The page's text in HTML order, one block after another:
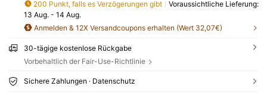
200 Punkt, falls es Verzögerungen gibt
Voraussichtliche Lieferung:
13 Aug. - 14 Aug.
Anmelden & 12X Versandcoupons erhalten (Wert 32,07€)
30-tägige kostenlose Rückgabe
Vorbehaltlich der Fair-Use-Richtlinie
Sichere Zahlungen · Datenschutz